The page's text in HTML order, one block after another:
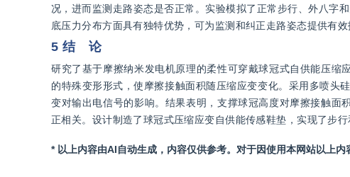
况，进而监测走路姿态是否正常。实验模拟了正常步行、外八字
底压力分布方面具有独特优势，可为监测和纠正走路姿态提供有效
5 结 论
研究了基于摩擦纳米发电机原理的柔性可穿戴球冠式自供能压
的特殊变形形式，使摩擦接触面积随压缩应变变化。采用多喷头
变对输出电信号的影响。结果表明，支撑球冠高度对摩擦接触
正相关。设计制造了球冠式压缩应变自供能传感鞋垫，实现了步
* 以上内容由AI自动生成，内容仅供参考。对于因使用本网站以上